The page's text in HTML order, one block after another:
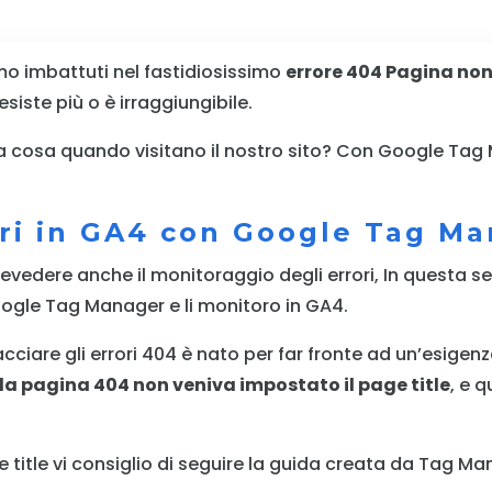
imbattuti nel fastidiosissimo errore 404 Pagina
più o è irraggiungibile.
cosa quando visitano il nostro sito? Con Google Tag
in GA4 con Google Tag
anche il monitoraggio degli errori, In questa
Tag Manager e li monitoro in GA4.
gli errori 404 è nato per far fronte ad
pagina 404 non veniva impostato il page title, e
title vi consiglio di seguire la guida creata da Tag